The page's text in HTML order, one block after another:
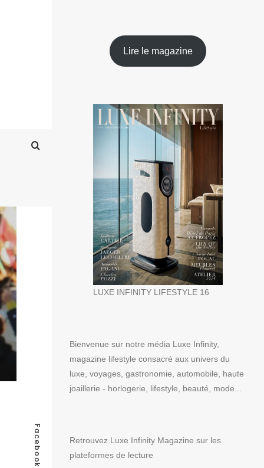
Facebook
Lire le magazine
LUXE INFINITY LIFESTYLE 16
Bienvenue sur notre média Luxe Infinity,
magazine lifestyle consacré aux univers du
luxe, voyages, gastronomie, automobile, haute
joaillerie - horlogerie, lifestyle, beauté, mode...
Retrouvez Luxe Infinity Magazine sur les
plateformes de lecture